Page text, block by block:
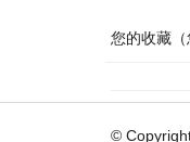
您的收藏（
©